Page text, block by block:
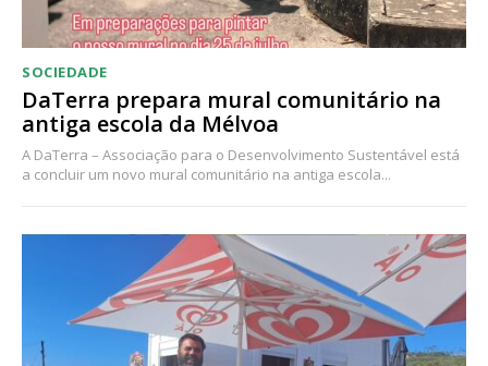
Escolha o plano
SOCIEDADE
DaTerra prepara mural comunitário na
antiga escola da Mélvoa
A DaTerra – Associação para o Desenvolvimento Sustentável está
a concluir um novo mural comunitário na antiga escola...